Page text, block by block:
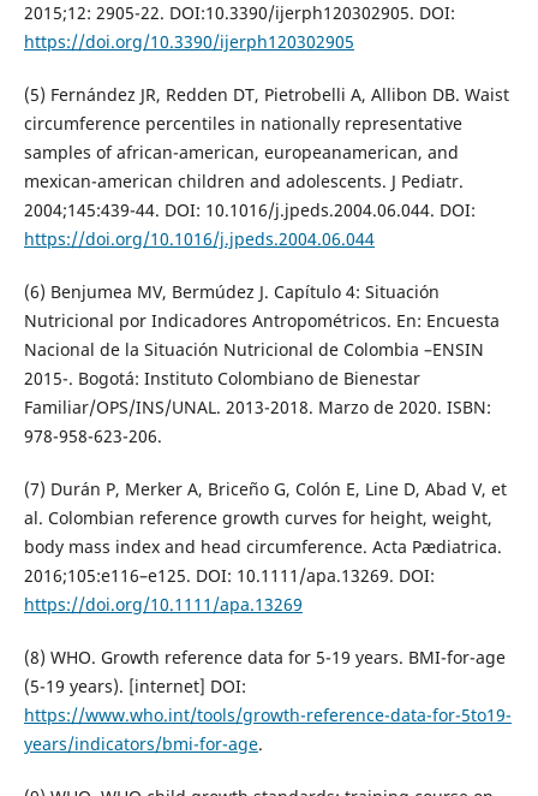
2015;12: 2905-22. DOI:10.3390/ijerph120302905. DOI:
https://doi.org/10.3390/ijerph120302905
(5) Fernández JR, Redden DT, Pietrobelli A, Allibon DB. Waist
circumference percentiles in nationally representative
samples of african-american, europeanamerican, and
mexican-american children and adolescents. J Pediatr.
2004;145:439-44. DOI: 10.1016/j.jpeds.2004.06.044. DOI:
https://doi.org/10.1016/j.jpeds.2004.06.044
(6) Benjumea MV, Bermúdez J. Capítulo 4: Situación
Nutricional por Indicadores Antropométricos. En: Encuesta
Nacional de la Situación Nutricional de Colombia –ENSIN
2015-. Bogotá: Instituto Colombiano de Bienestar
Familiar/OPS/INS/UNAL. 2013-2018. Marzo de 2020. ISBN:
978-958-623-206.
(7) Durán P, Merker A, Briceño G, Colón E, Line D, Abad V, et
al. Colombian reference growth curves for height, weight,
body mass index and head circumference. Acta Pædiatrica.
2016;105:e116–e125. DOI: 10.1111/apa.13269. DOI:
https://doi.org/10.1111/apa.13269
(8) WHO. Growth reference data for 5-19 years. BMI-for-age
(5-19 years). [internet] DOI:
https://www.who.int/tools/growth-reference-data-for-5to19-
years/indicators/bmi-for-age.